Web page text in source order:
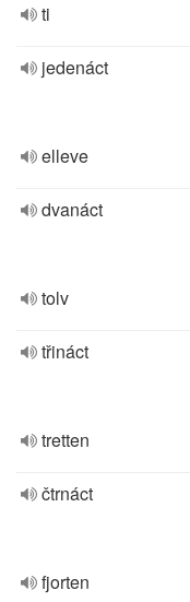
ti
jedenáct
elleve
dvanáct
tolv
třináct
tretten
čtrnáct
fjorten